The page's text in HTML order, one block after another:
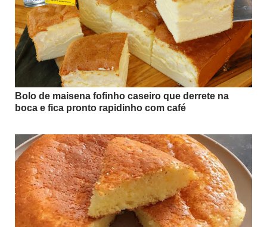
Bolo de maisena fofinho caseiro que derrete na
boca e fica pronto rapidinho com café